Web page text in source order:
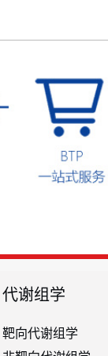
代谢组学
靶向代谢组学